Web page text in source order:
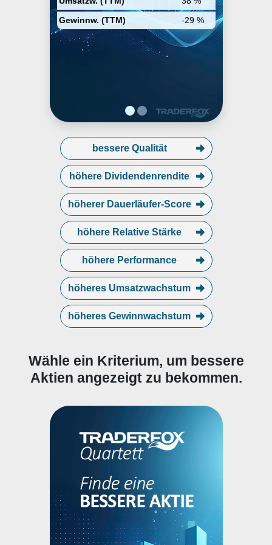
Gewinnw. (TTM)
-29 %
bessere Qualität
höhere Dividendenrendite
höherer Dauerläufer-Score
höhere Relative Stärke
höhere Performance
höheres Umsatzwachstum
höheres Gewinnwachstum
Wähle ein Kriterium, um bessere
Aktien angezeigt zu bekommen.